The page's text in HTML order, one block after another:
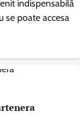
indispensabilă
se poate accesa